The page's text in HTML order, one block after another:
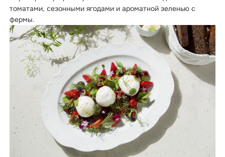
томатами, сезонными ягодами и ароматной зеленью с
фермы.